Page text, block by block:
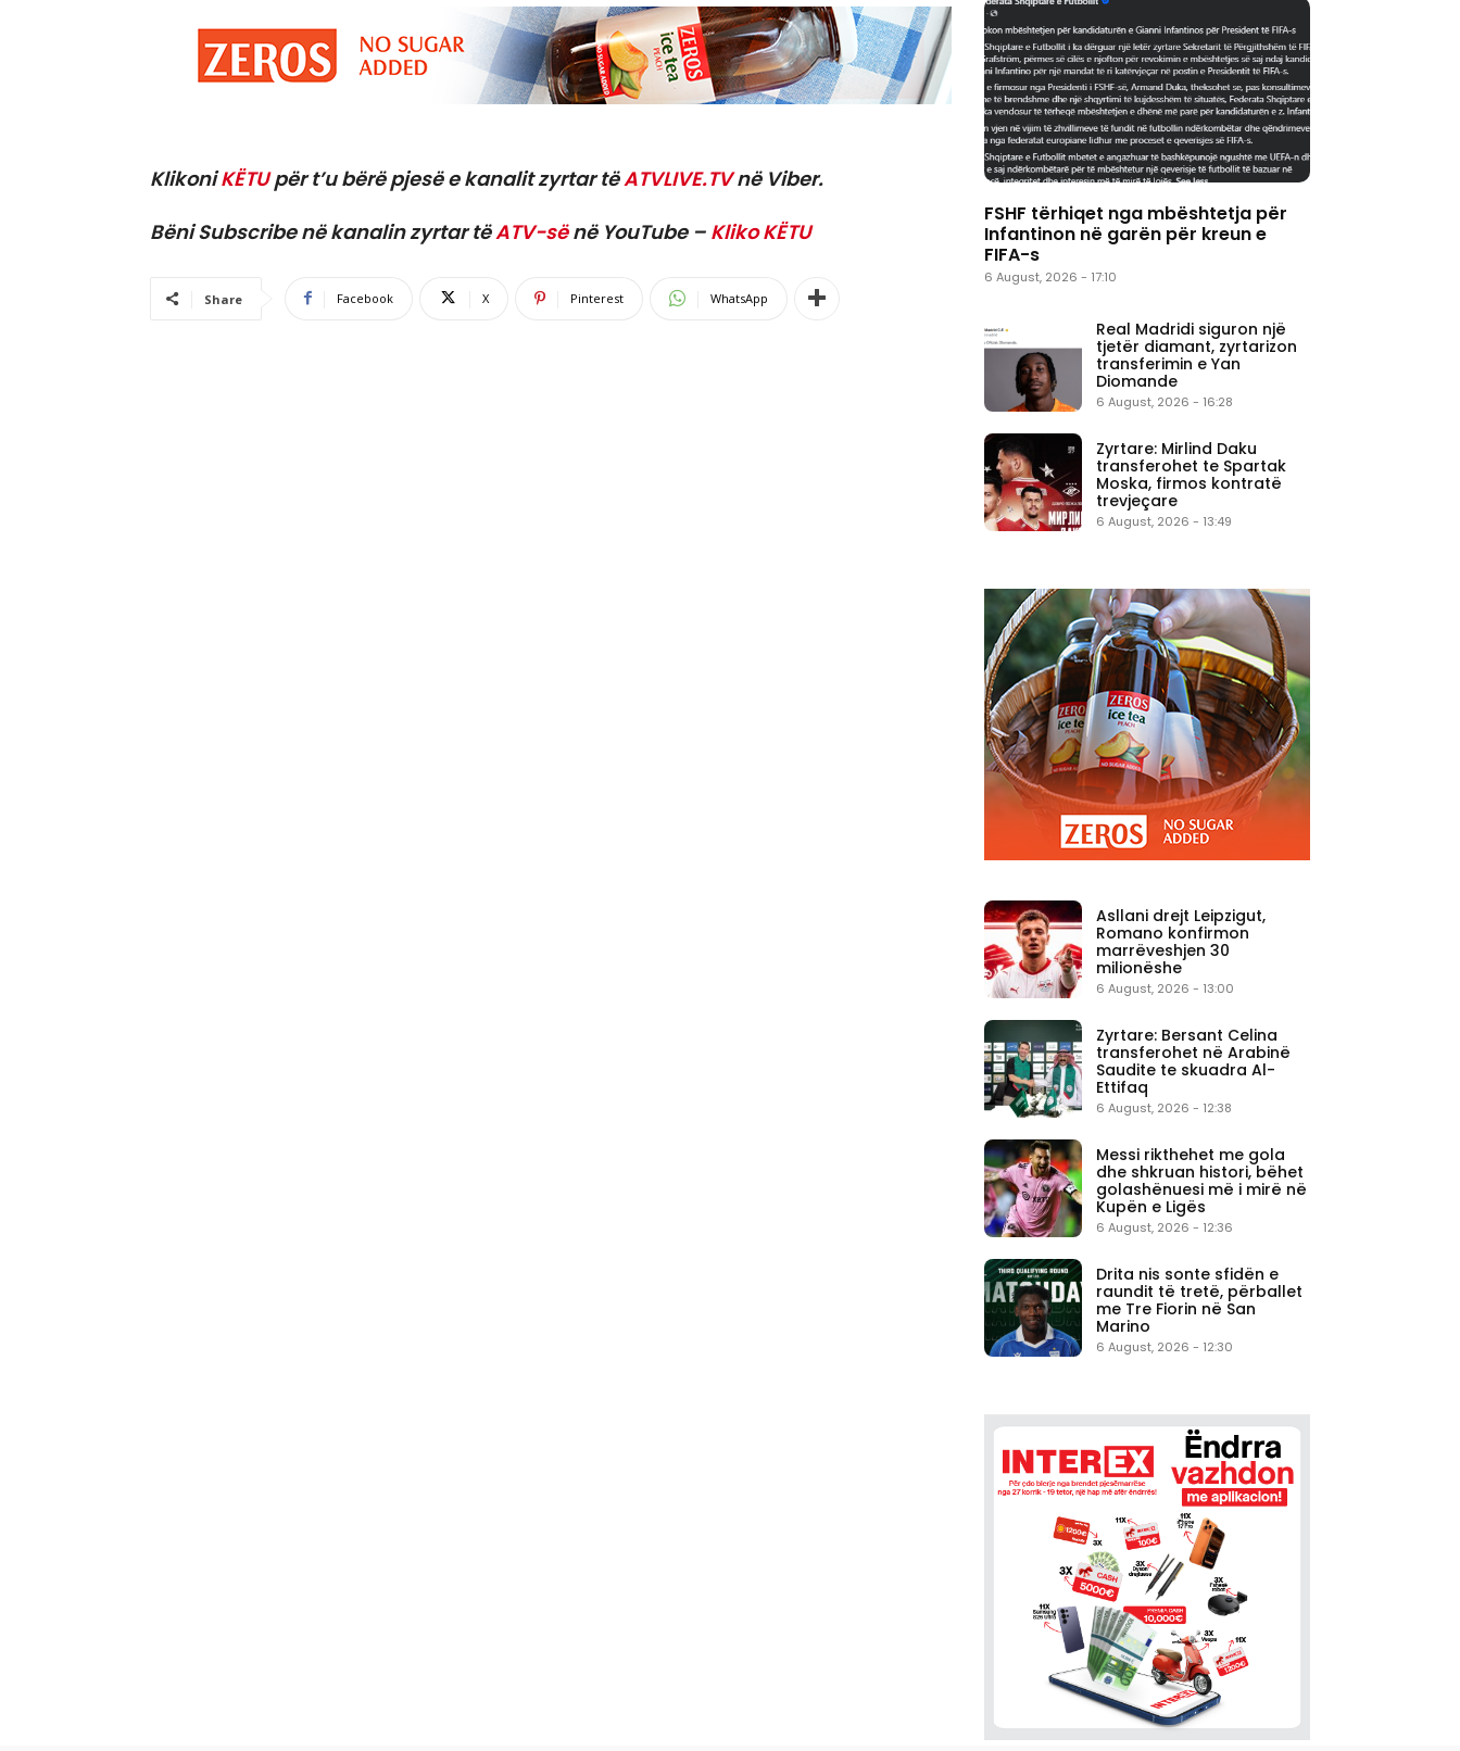
KlikoniKËTUpër t’u bërë pjesë e kanalit zyrtar tëATVLIVE.TVnë Viber.
Bëni Subscribe në kanalin zyrtar tëATV-sënë YouTube – Kliko KËTU
Share Facebook X Pinterest WhatsApp
FSHF tërhiqet nga mbështetja për
Infantinon në garën për kreun e
FIFA-s
6 August, 2026 - 17:10
Real Madridi siguron një
tjetër diamant, zyrtarizon
transferimin e Yan
Diomande
6 August, 2026 - 16:28
Zyrtare: Mirlind Daku
transferohet te Spartak
Moska, firmos kontratë
trevjeçare
6 August, 2026 - 13:49
Asllani drejt Leipzigut,
Romano konfirmon
marrëveshjen 30
milionëshe
6 August, 2026 - 13:00
Zyrtare: Bersant Celina
transferohet në Arabinë
Saudite te skuadra Al-
Ettifaq
6 August, 2026 - 12:38
Messi rikthehet me gola
dhe shkruan histori, bëhet
golashënuesi më i mirë në
Kupën e Ligës
6 August, 2026 - 12:36
Drita nis sonte sfidën e
raundit të tretë, përballet
me Tre Fiorin në San
Marino
6 August, 2026 - 12:30